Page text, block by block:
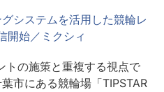
システムを活用した競輪レ
開始／ミクシィ
の施策と重複する視点で
市にある競輪場「TIPSTAR